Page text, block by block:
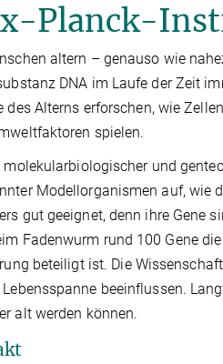
Planck-
altern – genauso wie
DNA im Laufe der Zeit
des Alterns erforschen, wie
spielen.
und
Modellorganismen auf, wie
gut geeignet, denn ihre Gene
Fadenwurm rund 100 Gene
beteiligt ist. Die
beeinflussen.
alt werden können.